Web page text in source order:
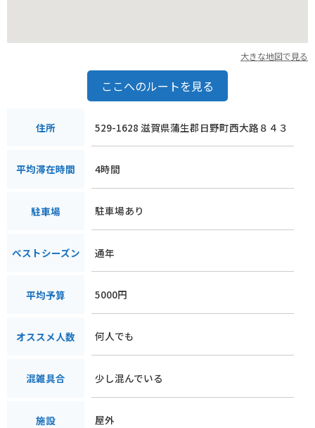
大きな地図で見る
ここへのルートを見る
住所 529-1628 滋賀県蒲生郡日野町西大路８４３
平均滞在時間 4時間
駐車場 駐車場あり
ベストシーズン 通年
平均予算 5000円
オススメ人数 何人でも
混雑具合 少し混んでいる
施設 屋外